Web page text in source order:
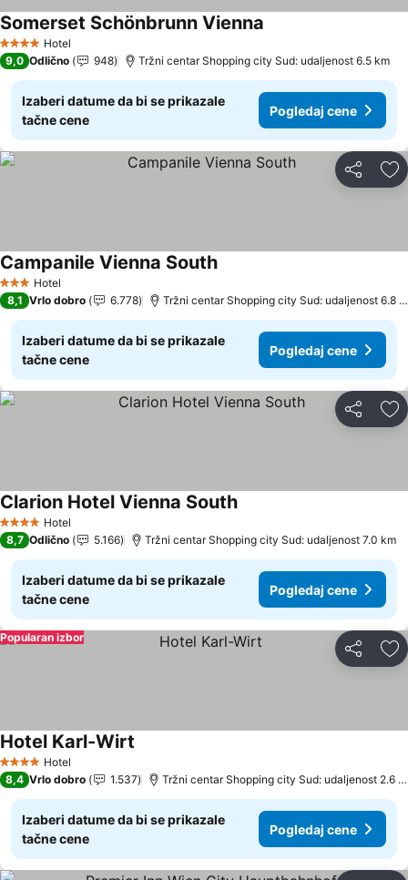
4 ZvezdiceHotel
Somerset Schönbrunn Vienna
9,0 Odlično 948 Tržni centar Shopping city Sud: udaljenost 6.5 km
Izaberi datume da bi se prikazale
tačne cene
Pogledaj cene
Deli
3 Zvezdice
Hotel
Campanile Vienna South
8,1 Vrlo dobro 6.778 Tržni centar Shopping city Sud: udaljenost 6.8 km
Izaberi datume da bi se prikazale
tačne cene
Pogledaj cene
Deli
4 ZvezdiceHotel
Clarion Hotel Vienna South
8,7 Odlično 5.166 Tržni centar Shopping city Sud: udaljenost 7.0 km
Izaberi datume da bi se prikazale
tačne cene
Pogledaj cene
Deli
Popularan izbor
4 ZvezdiceHotel
Hotel Karl-Wirt
8,4 Vrlo dobro 1.537 Tržni centar Shopping city Sud: udaljenost 2.6 km
Izaberi datume da bi se prikazale
tačne cene
Pogledaj cene